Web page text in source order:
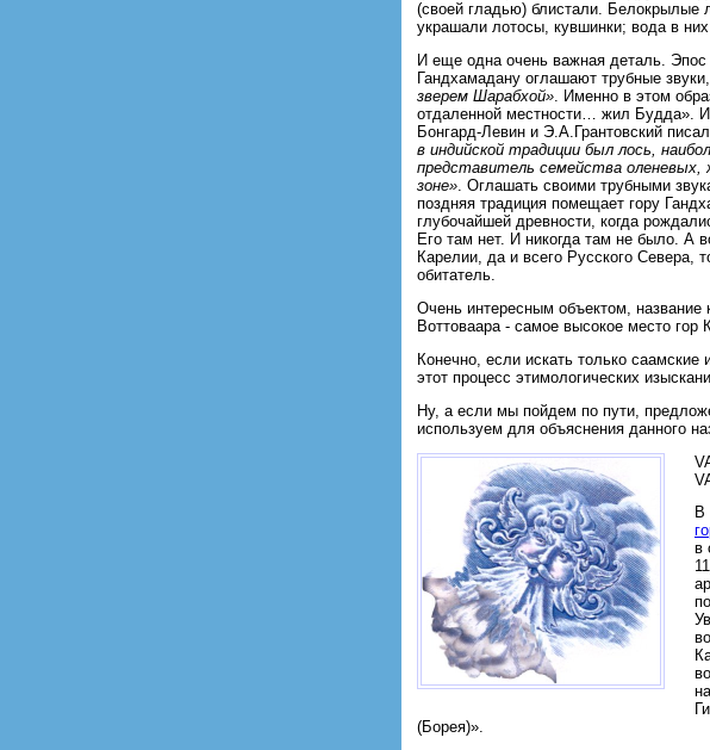
(своей гладью) блистали. Белокрылые
украшали лотосы, кувшинки; вода в
И еще одна очень важная деталь. Эпос
Гандхамадану оглашают трубные
зверем Шарабхой» . Именно в этом
отдаленной местности… жил Будда».
Бонгард-Левин и Э.А.Грантовский
в индийской традиции был лось,
представитель семейства оленевых,
зоне» . Оглашать своими трубными
поздняя традиция помещает гору
глубочайшей древности, когда
Его там нет. И никогда там не было. А
Карелии, да и всего Русского Севера,
обитатель.
Очень интересным объектом, название
Воттоваара - самое высокое место гор
Конечно, если искать только
этот процесс этимологических
Ну, а если мы пойдем по пути,
используем для объяснения данного
В
в
(Борея)».